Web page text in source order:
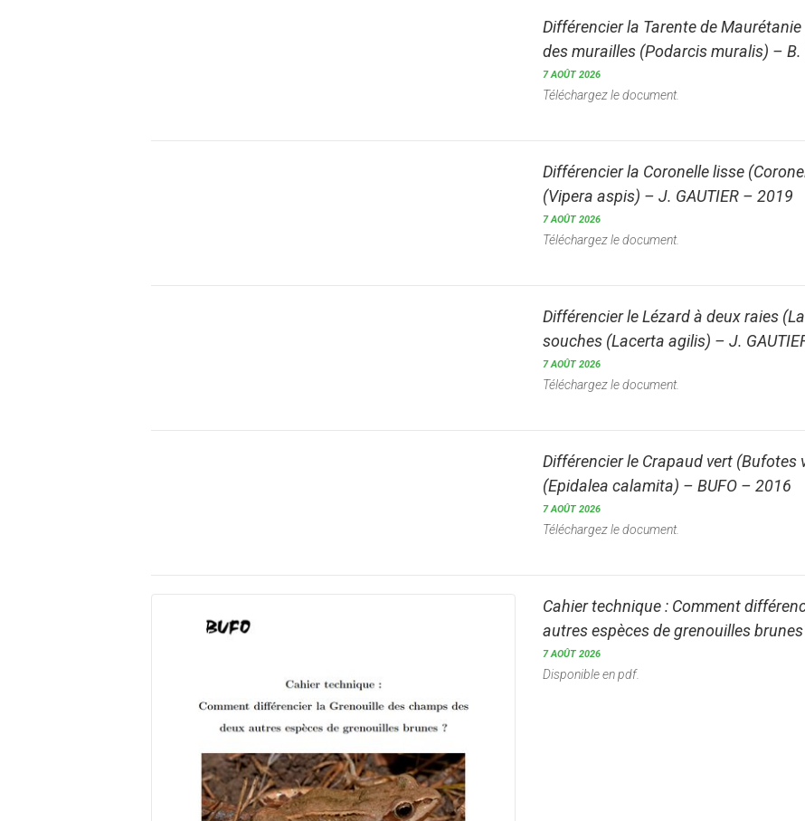
Différencier la Tarente de
des murailles (Podarcis muralis) – B.
7 AOÛT 2026
Téléchargez le document.
Différencier la Coronelle lisse (
(Vipera aspis) – J. GAUTIER – 2019
7 AOÛT 2026
Téléchargez le document.
Différencier le Lézard à deux raies (
souches (Lacerta agilis) – J.
7 AOÛT 2026
Téléchargez le document.
Différencier le Crapaud vert (Bufotes
(Epidalea calamita) – BUFO – 2016
7 AOÛT 2026
Téléchargez le document.
Cahier technique : Comment
autres espèces de grenouilles
7 AOÛT 2026
Disponible en pdf.